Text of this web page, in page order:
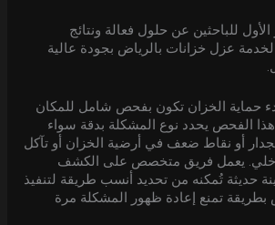
الأول للباحثين عن حلول فعالة ونتائج
عزل خزانات بالرياض بجودة عالية
حماية الخزان تكون بفحص شامل للمكان
الفحص يحدد نوع المشكلة بدقة سواء
أو نقاط ضعف في أرضية الخزان أو تآكل
يعمل فريق متخصص على الكشف
حديثة تُمكنه من تحديد أنسب طريقة لتنفيذ
بطريقة تمنع إعادة ظهور المشكلة مرة